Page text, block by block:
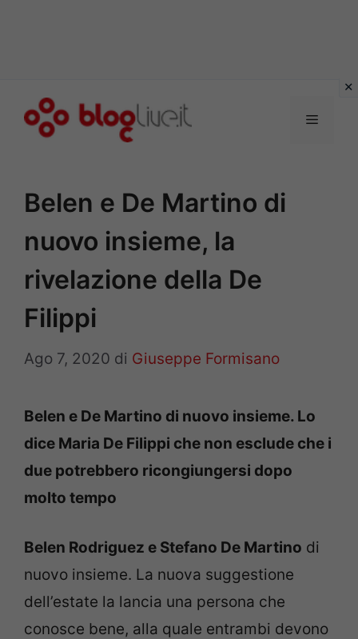
Menu
Belen e De Martino di
nuovo insieme, la
rivelazione della De
Filippi
Ago 7, 2020 di Giuseppe Formisano
Belen e De Martino di nuovo insieme. Lo
dice Maria De Filippi che non esclude che i
due potrebbero ricongiungersi dopo
molto tempo
Belen Rodriguez e Stefano De Martino di
nuovo insieme. La nuova suggestione
dell’estate la lancia una persona che
conosce bene, alla quale entrambi devono